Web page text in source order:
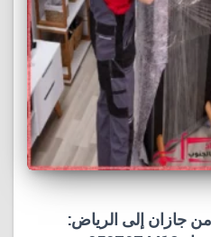
جازان إلى الرياض: